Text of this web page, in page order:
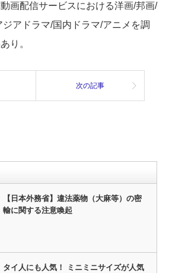
画配信サービスにおける洋画/邦画/
アドラマ/国内ドラマ/アニメを調
り。
次の記事
【日本外務省】違法薬物（大麻等）の密
輸に関する注意喚起
タイ人にも人気！ ミニミニサイズが人気